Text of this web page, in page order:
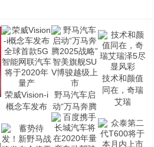
荣威Vision-i
概念车发布
野马汽车启
动“万马奔腾
技术和颜值
同在，奇瑞
艾瑞